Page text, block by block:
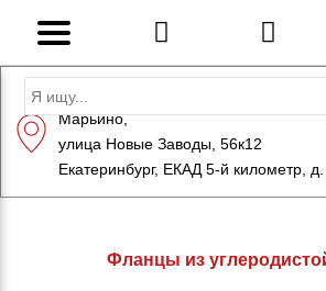
+7 (812) 600-
Адрес: Санкт-Петербург, Петергоф,
Марьино,
улица Новые Заводы, 56к12
Екатеринбург, ЕКАД 5-й километр,
ЗАКАЗАТЬ ЗВОНОК
Фланцы из